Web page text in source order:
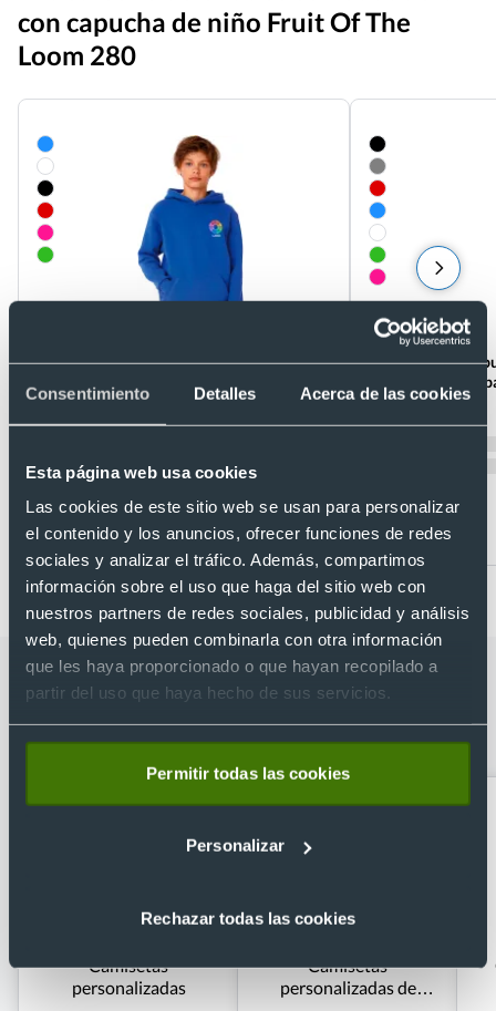
Consentimiento Detalles Acerca de las cookies
Esta página web usa cookies
Las cookies de este sitio web se usan para personalizar
el contenido y los anuncios, ofrecer funciones de redes
sociales y analizar el tráfico. Además, compartimos
información sobre el uso que haga del sitio web con
nuestros partners de redes sociales, publicidad y análisis
web, quienes pueden combinarla con otra información
que les haya proporcionado o que hayan recopilado a
partir del uso que haya hecho de sus servicios.
Permitir todas las cookies
Personalizar
Rechazar todas las cookies
con capucha de niño Fruit Of The
Loom 280
Sudadera con capucha de niño sweat B&C
Ref. 278.42
Recíbelo
Desde 10,16 €
Sudadera con
tejido de niño
Ref. H1067N
Recíbelo
Desde 7,25 €
Categorías relacionadas con Sudadera
con capucha de niño Fruit Of The
Loom 280
Camisetas
personalizadas
Camisetas
personalizadas de